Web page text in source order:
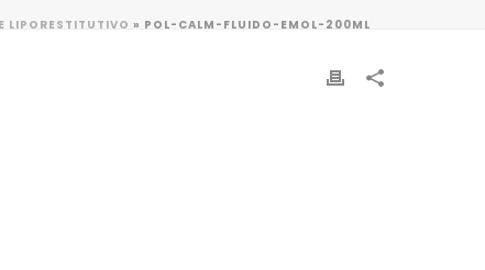
LIPORESTITUTIVO » POL-CALM-FLUIDO-EMOL-200ML